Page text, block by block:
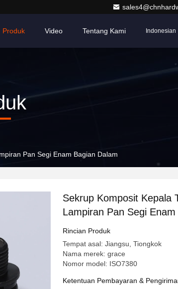
Produk Video Tentang Kami Indonesian
Pan Segi Enam Bagian Dalam
Sekrup Komposit Kepala
Lampiran Pan Segi
Rincian Produk
Tempat asal: Jiangsu, Tiongkok
Nama merek: grace
Nomor model: ISO7380
Ketentuan Pembayaran &